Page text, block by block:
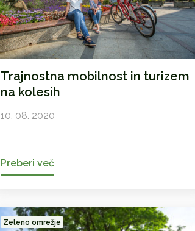
Trajnostna mobilnost in turizem
na kolesih
10. 08. 2020
Preberi več
Zeleno omrežje